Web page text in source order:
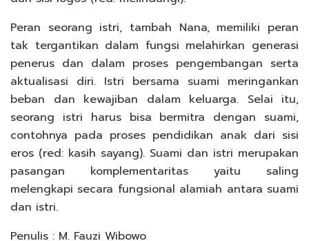
Peran seorang istri, tambah Nana, memiliki peran
tak tergantikan dalam fungsi melahirkan generasi
penerus dan dalam proses pengembangan serta
aktualisasi diri. Istri bersama suami meringankan
beban dan kewajiban dalam keluarga. Selai itu,
seorang istri harus bisa bermitra dengan suami,
contohnya pada proses pendidikan anak dari sisi
eros (red: kasih sayang). Suami dan istri merupakan
pasangan komplementaritas yaitu saling
melengkapi secara fungsional alamiah antara suami
dan istri.
Penulis : M. Fauzi Wibowo